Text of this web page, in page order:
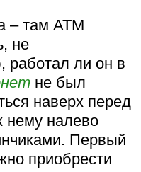
– там АТМ
не
работал ли он в
не был
наверх перед
нему налево
Первый
приобрести